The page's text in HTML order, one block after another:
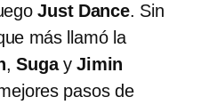
Just Dance. Sin
más llamó la
,SugayJimin
pasos de